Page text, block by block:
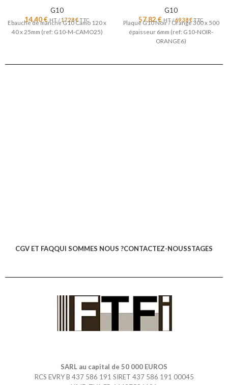
G10
14,40€ HT /17,28€TTC
Ebauche de manche G10 Camo 120 x
40 x 25mm (ref: G10-M-CAMO25)
G10
57,82€ HT /69,38€TTC
Plaque G10 Noir / Orange 300 x 500
épaisseur 6mm (ref: G10-NOIR-
ORANGE6)
CGV ET FAQQUI SOMMES NOUS ?CONTACTEZ-NOUSSTAGES
SARL au capital de 50 000 EUROS
RCS EVRY B 437 586 191 SIRET 437 586 191 00045